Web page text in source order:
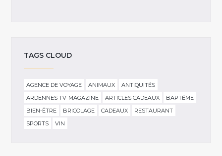
TAGS CLOUD
AGENCE DE VOYAGE ANIMAUX
ANTIQUITÉS
ARDENNES TV-MAGAZINE
ARTICLES CADEAUX
BAPTÊME
BIEN-ÊTRE
BRICOLAGE CADEAUX
RESTAURANT
SPORTS
VIN